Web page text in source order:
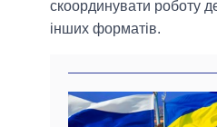
скоординувати роботу
інших форматів.